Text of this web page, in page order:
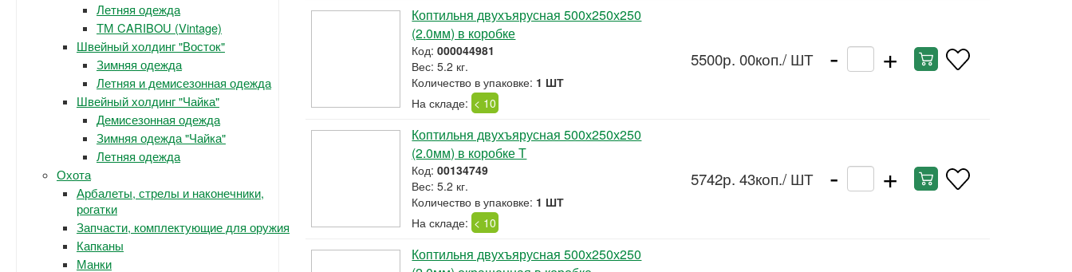
Летняя одежда
ТМ CARIBOU (Vintage)
Швейный холдинг "Восток"
Зимняя одежда
Летняя и демисезонная одежда
Швейный холдинг "Чайка"
Демисезонная одежда
Зимняя одежда "Чайка"
Летняя одежда
Охота
Арбалеты, стрелы и наконечники,
рогатки
Запчасти, комплектующие для оружия
Капканы
Манки
Коптильня двухъярусная 500х250х250
(2.0мм) в коробке
Код:000044981
Вес: 5.2 кг.
Количество в упаковке: 1 ШТ
На складе: < 10
5500р. 00коп./ ШТ - +
Коптильня двухъярусная 500х250х250
(2.0мм) в коробке Т
Код:00134749
Вес: 5.2 кг.
Количество в упаковке: 1 ШТ
На складе: < 10
5742р. 43коп./ ШТ - +
Коптильня двухъярусная 500х250х250